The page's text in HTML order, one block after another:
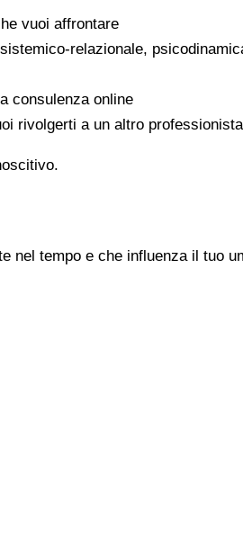
vuoi affrontare
relazionale,
consulenza online
rivolgerti a un altro
nel tempo e che influenza il tuo